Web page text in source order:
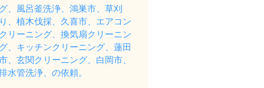
、風呂釜洗浄、鴻巣市、草刈
、植木伐採、久喜市、エアコン
リーニング、換気扇クリーニン
、キッチンクリーニング、蓮田
、玄関クリーニング、白岡市、
水管洗浄、の依頼。